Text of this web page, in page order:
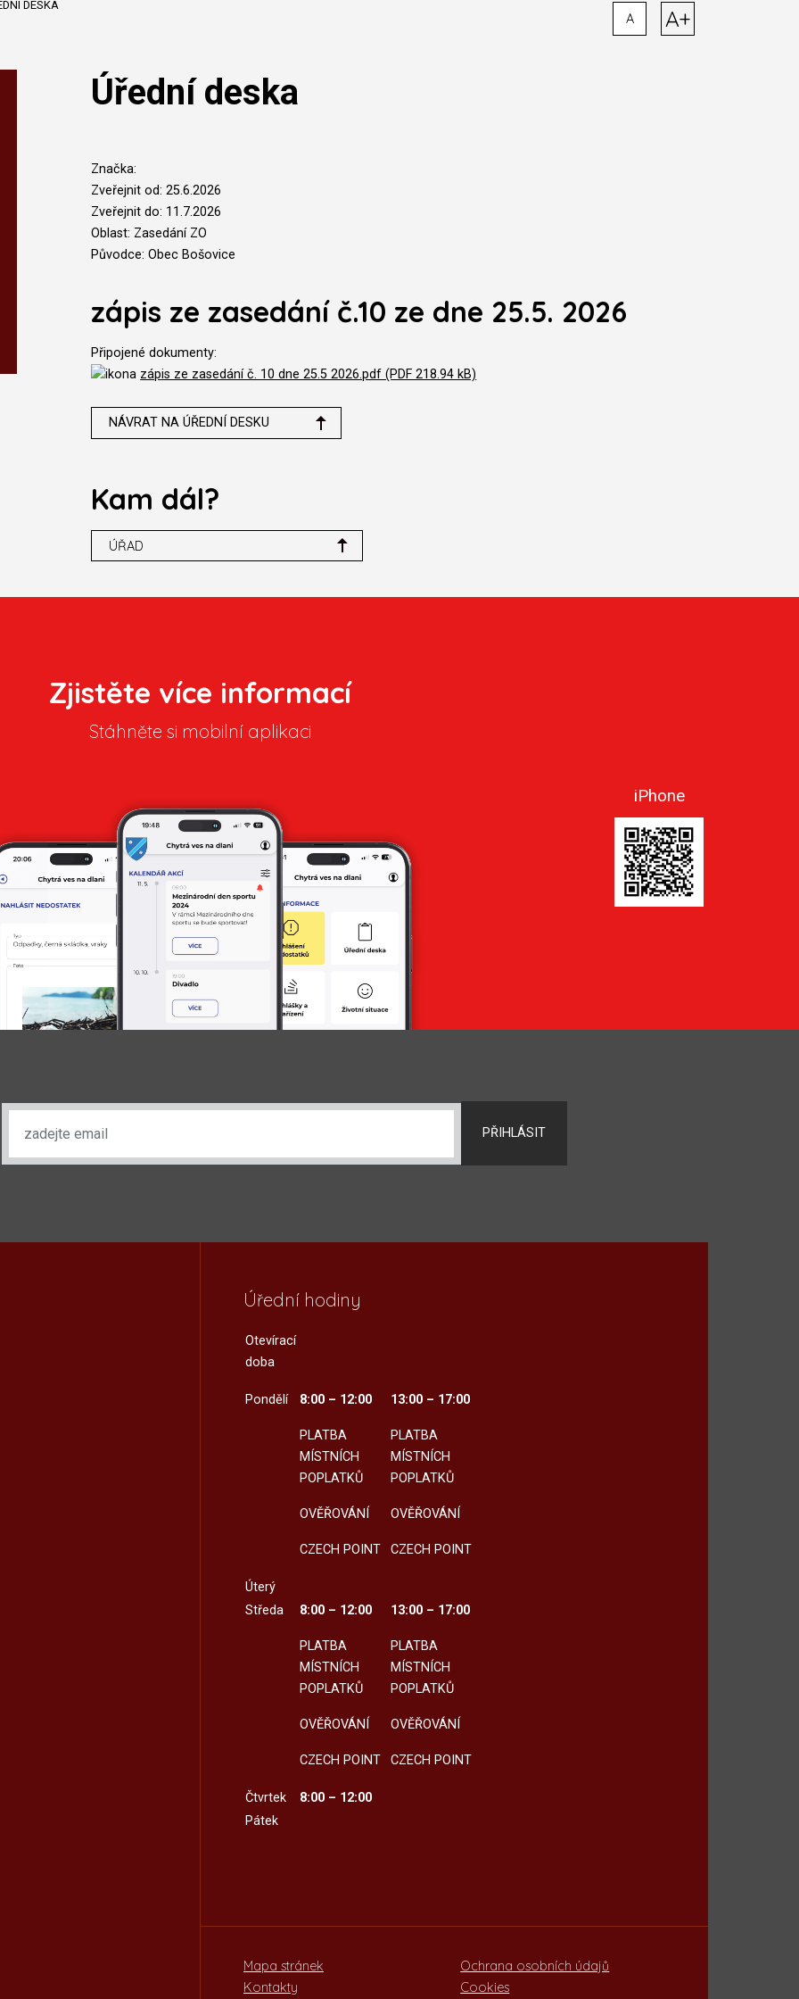
DESKA
A A+
Úřední deska
Značka:
Zveřejnit od: 25.6.2026
Zveřejnit do: 11.7.2026
Oblast: Zasedání ZO
Původce: Obec Bošovice
zápis ze zasedání č.10 ze dne 25.5. 2026
Připojené dokumenty:
zápis ze zasedání č. 10 dne 25.5 2026.pdf (PDF 218.94 kB)
NÁVRAT NA ÚŘEDNÍ DESKU
Kam dál?
ÚŘAD
Zjistěte více informací
Stáhněte si mobilní aplikaci
iPhone
PŘIHLÁSIT
Úřední hodiny
Otevírací
doba
Pondělí 8:00 – 12:00
PLATBA
MÍSTNÍCH
POPLATKŮ
OVĚŘOVÁNÍ
CZECH POINT
13:00 – 17:00
PLATBA
MÍSTNÍCH
POPLATKŮ
OVĚŘOVÁNÍ
CZECH POINT
Úterý
Středa
8:00 – 12:00
PLATBA
MÍSTNÍCH
POPLATKŮ
OVĚŘOVÁNÍ
CZECH POINT
13:00 – 17:00
PLATBA
MÍSTNÍCH
POPLATKŮ
OVĚŘOVÁNÍ
CZECH POINT
Čtvrtek
8:00 – 12:00
Pátek
Mapa stránek
Kontakty
Ochrana osobních údajů
Cookies